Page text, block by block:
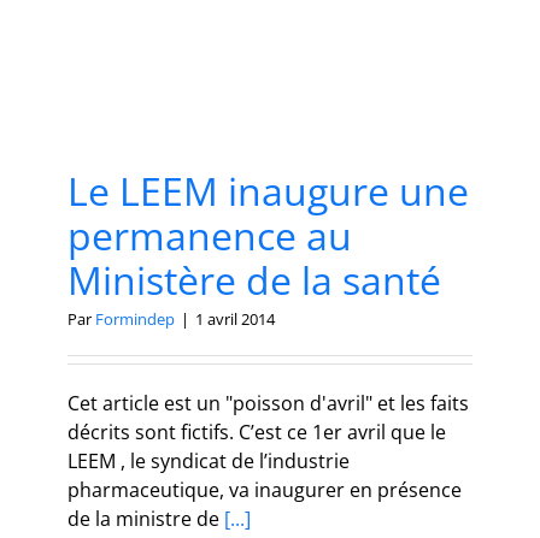
Le LEEM inaugure une
permanence au
Ministère de la santé
Par Formindep | 1 avril 2014
Cet article est un "poisson d'avril" et les faits
décrits sont fictifs. C’est ce 1er avril que le
LEEM , le syndicat de l’industrie
pharmaceutique, va inaugurer en présence
de la ministre de [...]